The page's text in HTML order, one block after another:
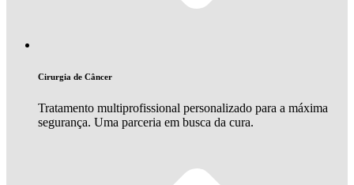
Cirurgia de Câncer
Tratamento multiprofissional personalizado para a máxima
segurança. Uma parceria em busca da cura.